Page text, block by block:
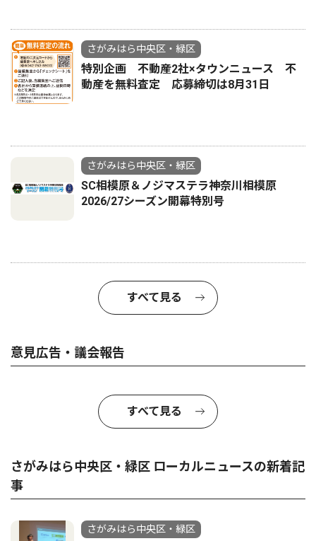
さがみはら中央区・緑区
特別企画 不動産2社×タウンニュース 不
動産を無料査定 応募締切は8月31日
さがみはら中央区・緑区
SC相模原＆ノジマステラ神奈川相模原
2026/27シーズン開幕特別号
すべて見る
意見広告・議会報告
すべて見る
さがみはら中央区・緑区 ローカルニュースの新着記
事
さがみはら中央区・緑区